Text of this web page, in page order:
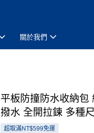
關於我們
平板防撞防水收納包
撥水 全開拉鍊 多種
超取滿NT$599免運